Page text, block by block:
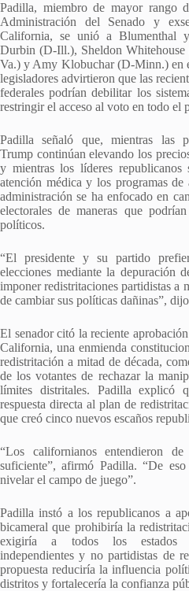
Padilla, miembro de mayor rango
Administración del Senado y
California, se unió a Blumenthal
Durbin (D-Ill.), Sheldon
Va.) y Amy Klobuchar (D-Minn.) en
legisladores advirtieron que las
federales podrían debilitar los
restringir el acceso al voto en todo el
Padilla señaló que, mientras las
Trump continúan elevando los
y mientras los líderes republicanos
atención médica y los programas de
administración se ha enfocado en
electorales de maneras que
políticos.
“El presidente y su partido
elecciones mediante la depuración
imponer redistritaciones partidistas a
de cambiar sus políticas dañinas”,
El senador citó la reciente
California, una enmienda
redistritación a mitad de década,
de los votantes de rechazar la
límites distritales. Padilla explicó
respuesta directa al plan de
que creó cinco nuevos escaños
“Los californianos entendieron
suficiente”, afirmó Padilla. “De
nivelar el campo de juego”.
Padilla instó a los republicanos a
bicameral que prohibiría la
exigiría a todos los estados
independientes y no partidistas de
propuesta reduciría la influencia
distritos y fortalecería la confianza